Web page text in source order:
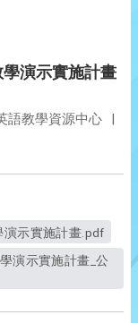
演示實施計畫
語教學資源中心 |
演示實施計畫.pdf